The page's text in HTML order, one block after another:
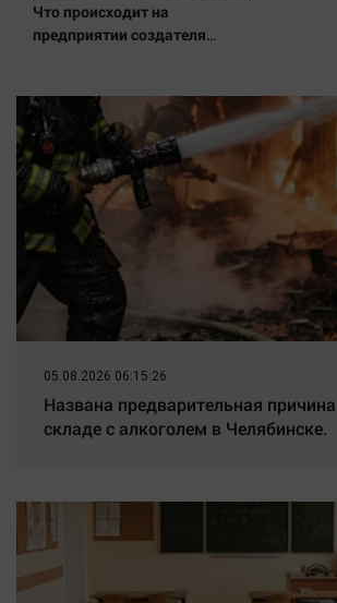
Наука
Обсуждаем
Отдых
Последняя инстанция
Светская жизнь
Тенденции
Точка на карте
Что происходит на
предприятии создателя
05.08.2026 06:15:26
Названа предварительная
складе с алкоголем в Челябинске.